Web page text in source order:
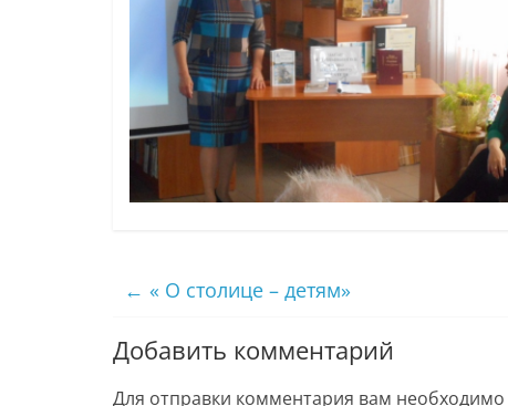
← « О столице – детям»
Добавить комментарий
Для отправки комментария вам необходимо